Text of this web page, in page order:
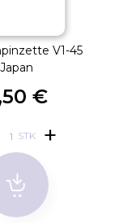
V1-45
Japan
€
STK